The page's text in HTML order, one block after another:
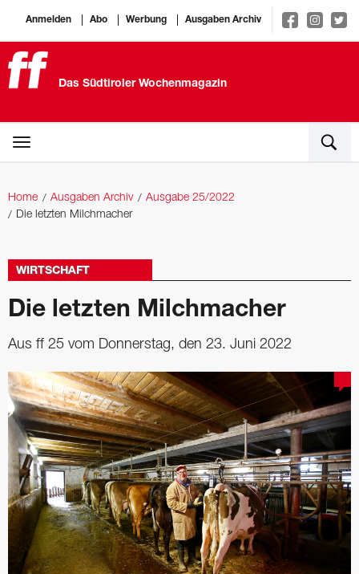
Anmelden Abo Werbung Ausgaben Archiv
Das Südtiroler Wochenmagazin
Home Ausgaben Archiv
Ausgabe 25/2022
Die letzten Milchmacher
WIRTSCHAFT
Die letzten Milchmacher
Aus ff 25 vom Donnerstag, den 23. Juni 2022